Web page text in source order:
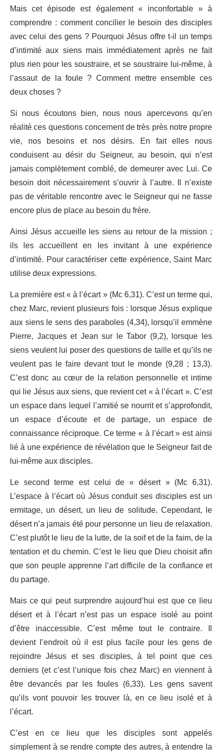
Mais cet épisode est également « inconfortable » à
comprendre : comment concilier le besoin des disciples
avec celui des gens ? Pourquoi Jésus offre t-il un temps
d’intimité aux siens mais immédiatement après ne fait
plus rien pour les soustraire, et se soustraire lui-même, à
l’assaut de la foule ? Comment mettre ensemble ces
deux choses ?
Si nous écoutons bien, nous nous apercevons qu’en
réalité ces questions concernent de très près notre propre
vie, nos besoins et nos désirs. En fait elles nous
conduisent au désir du Seigneur, au besoin, qui n’est
jamais complètement comblé, de demeurer avec Lui. Ce
besoin doit nécessairement s’ouvrir à l’autre. Il n’existe
pas de véritable rencontre avec le Seigneur qui ne fasse
encore plus de place au besoin du frère.
Ainsi Jésus accueille les siens au retour de la mission ;
ils les accueillent en les invitant à une expérience
d’intimité. Pour caractériser cette expérience, Saint Marc
utilise deux expressions.
La première est « à l’écart » (Mc 6,31). C’est un terme qui,
chez Marc, revient plusieurs fois : lorsque Jésus explique
aux siens le sens des paraboles (4,34), lorsqu’il emmène
Pierre, Jacques et Jean sur le Tabor (9,2), lorsque les
siens veulent lui poser des questions de taille et qu’ils ne
veulent pas le faire devant tout le monde (9,28 ; 13,3).
C’est donc au cœur de la relation personnelle et intime
qui lie Jésus aux siens, que revient cet « à l’écart ». C’est
un espace dans lequel l’amitié se nourrit et s’approfondit,
un espace d’écoute et de partage, un espace de
connaissance réciproque. Ce terme « à l’écart » est ainsi
lié à une expérience de révélation que le Seigneur fait de
lui-même aux disciples.
Le second terme est celui de « désert » (Mc 6,31).
L’espace à l’écart où Jésus conduit ses disciples est un
ermitage, un désert, un lieu de solitude. Cependant, le
désert n’a jamais été pour personne un lieu de relaxation.
C’est plutôt le lieu de la lutte, de la soif et de la faim, de la
tentation et du chemin. C’est le lieu que Dieu choisit afin
que son peuple apprenne l’art difficile de la confiance et
du partage.
Mais ce qui peut surprendre aujourd’hui est que ce lieu
désert et à l’écart n’est pas un espace isolé au point
d’être inaccessible. C’est même tout le contraire. Il
devient l’endroit où il est plus facile pour les gens de
rejoindre Jésus et ses disciples, à tel point que ces
derniers (et c’est l’unique fois chez Marc) en viennent à
être devancés par les foules (6,33). Les gens savent
qu’ils vont pouvoir les trouver là, en ce lieu isolé et à
l’écart.
C’est en ce lieu que les disciples sont appelés
simplement à se rendre compte des autres, à entendre la